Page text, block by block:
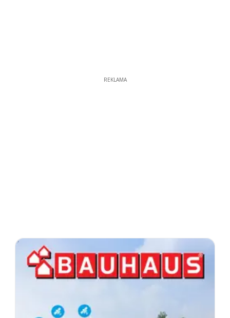
REKLAMA